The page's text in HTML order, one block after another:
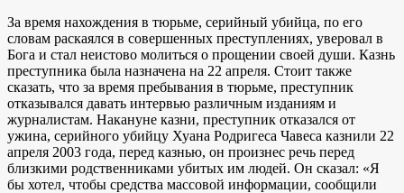
За время нахождения в тюрьме, серийный убийца, по его
словам раскаялся в совершенных преступлениях, уверовал в
Бога и стал неистово молиться о прощении своей души. Казнь
преступника была назначена на 22 апреля. Стоит также
сказать, что за время пребывания в тюрьме, преступник
отказывался давать интервью различным изданиям и
журналистам. Накануне казни, преступник отказался от
ужина, серийного убийцу Хуана Родригеса Чавеса казнили 22
апреля 2003 года, перед казнью, он произнес речь перед
близкими родственниками убитых им людей. Он сказал: «Я
бы хотел, чтобы средства массовой информации, сообщили